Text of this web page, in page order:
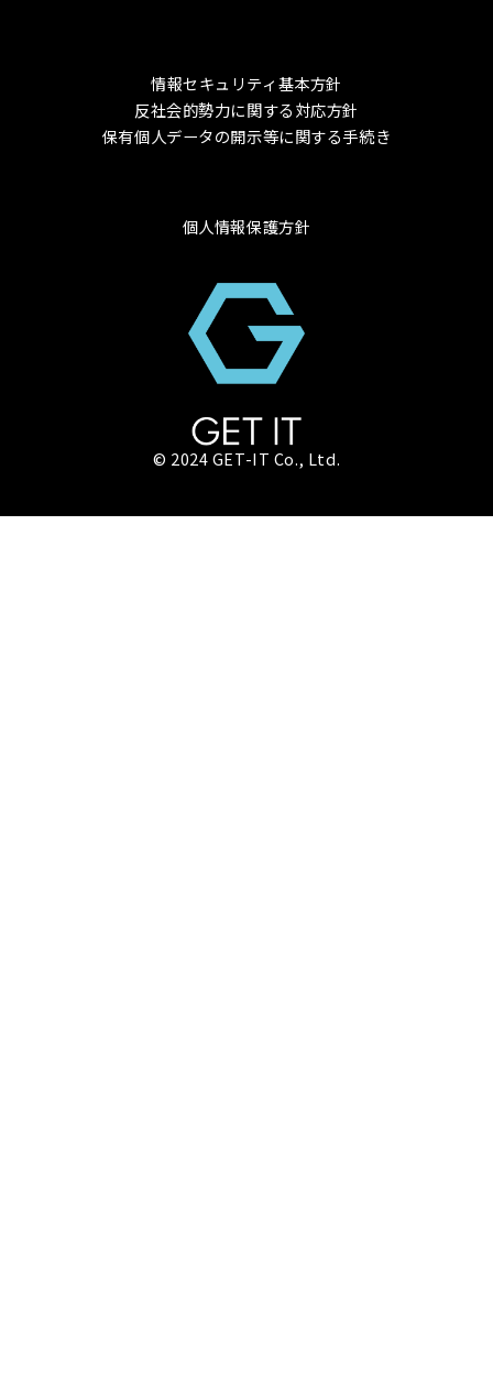
情報セキュリティ基本方針
反社会的勢力に関する対応方針
保有個人データの開示等に関する手続き
個人情報保護方針
© 2024 GET-IT Co., Ltd.